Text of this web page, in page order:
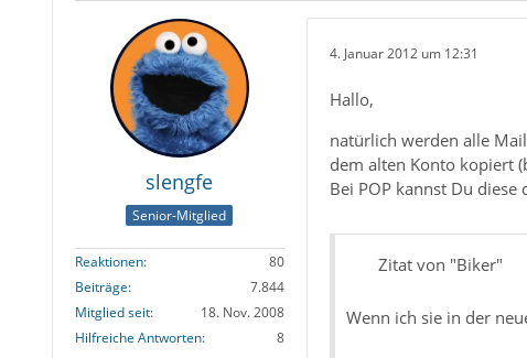
slengfe
Senior-Mitglied
Reaktionen
80
Beiträge
7.844
Mitglied seit
18. Nov. 2008
Hilfreiche Antworten
8
4. Januar 2012 um 12:31
Hallo,
natürlich werden alle
dem alten Konto kopiert
Bei POP kannst Du
Zitat von "Biker"
Wenn ich sie in der